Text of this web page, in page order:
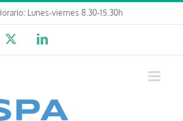
Lunes-viernes 8.30-15.30h
LinkedIn